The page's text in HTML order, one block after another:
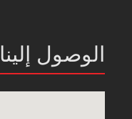
الوصول إلينا